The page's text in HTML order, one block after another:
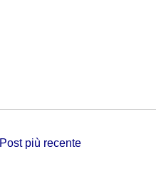
Post più recente